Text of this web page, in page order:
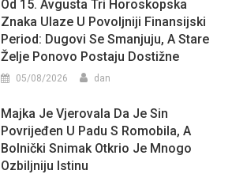
Od 15. Avgusta Tri Horoskopska
Znaka Ulaze U Povoljniji Finansijski
Period: Dugovi Se Smanjuju, A Stare
Želje Ponovo Postaju Dostižne
05/08/2026 dan
Majka Je Vjerovala Da Je Sin
Povrijeđen U Padu S Romobila, A
Bolnički Snimak Otkrio Je Mnogo
Ozbiljniju Istinu